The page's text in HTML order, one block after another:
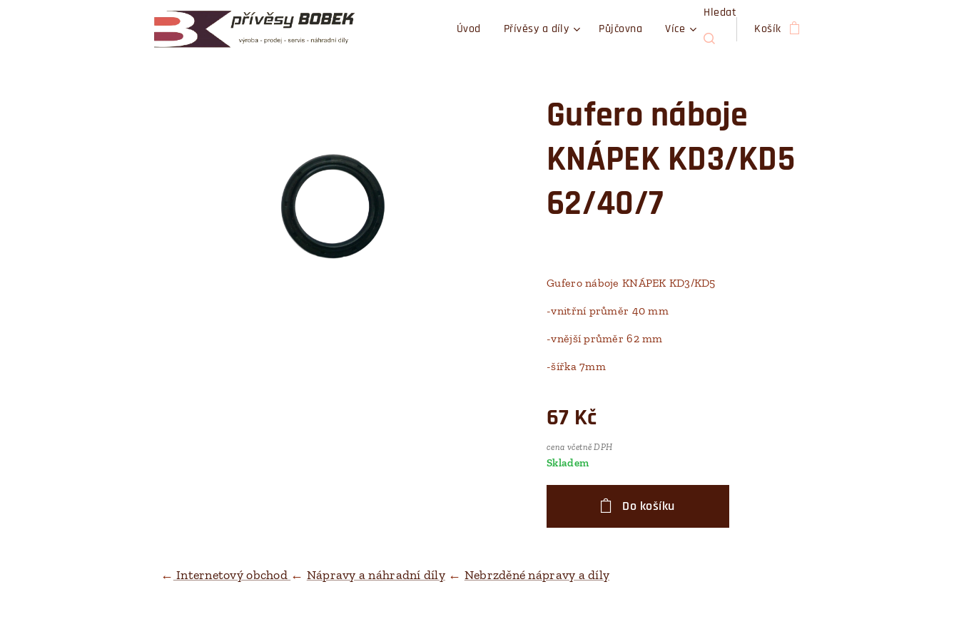
Úvod Přívěsy a díly Půjčovna Více
Hledat
Košík
Gufero náboje
KNÁPEK KD3/KD5
62/40/7
Gufero náboje KNÁPEK KD3/KD5
-vnitřní průměr 40 mm
-vnější průměr 62 mm
-šířka 7mm
67 Kč
cena včetně DPH
Skladem
Do košíku
← Internetový obchod ← Nápravy a náhradní díly← Nebrzděné nápravy a díly